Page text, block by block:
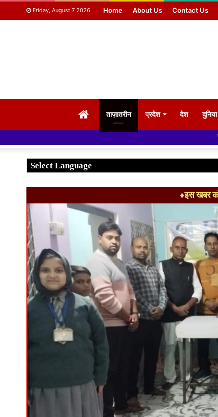
Friday, August 7 2026 Home About Us Contact Us
HOMEताज़ातरीन प्रदेश देश दुनिया
नमस्कार हमारे न्यूज
♦इस खबर